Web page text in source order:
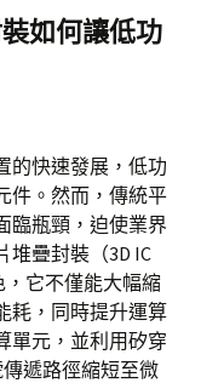
鍵
字:
如何讓低功
的快速發展，低功
件。然而，傳統平
臨瓶頸，迫使業界
疊封裝（3D IC
它不僅能大幅縮
耗，同時提升運算
單元，並利用矽穿
遞路徑縮短至微